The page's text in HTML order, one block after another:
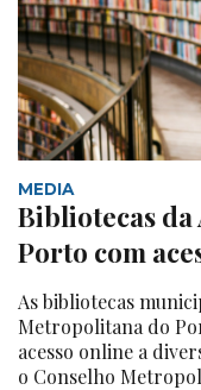
MEDIA
Bibliotecas
Porto com
As bibliotecas
Metropolitana do
acesso online a
o Conselho